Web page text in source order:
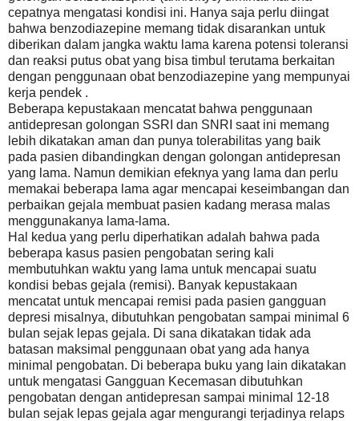
cepatnya mengatasi kondisi ini. Hanya saja perlu diingat
bahwa benzodiazepine memang tidak disarankan untuk
diberikan dalam jangka waktu lama karena potensi toleransi
dan reaksi putus obat yang bisa timbul terutama berkaitan
dengan penggunaan obat benzodiazepine yang mempunyai
kerja pendek .
Beberapa kepustakaan mencatat bahwa penggunaan
antidepresan golongan SSRI dan SNRI saat ini memang
lebih dikatakan aman dan punya tolerabilitas yang baik
pada pasien dibandingkan dengan golongan antidepresan
yang lama. Namun demikian efeknya yang lama dan perlu
memakai beberapa lama agar mencapai keseimbangan dan
perbaikan gejala membuat pasien kadang merasa malas
menggunakanya lama-lama.
Hal kedua yang perlu diperhatikan adalah bahwa pada
beberapa kasus pasien pengobatan sering kali
membutuhkan waktu yang lama untuk mencapai suatu
kondisi bebas gejala (remisi). Banyak kepustakaan
mencatat untuk mencapai remisi pada pasien gangguan
depresi misalnya, dibutuhkan pengobatan sampai minimal 6
bulan sejak lepas gejala. Di sana dikatakan tidak ada
batasan maksimal penggunaan obat yang ada hanya
minimal pengobatan. Di beberapa buku yang lain dikatakan
untuk mengatasi Gangguan Kecemasan dibutuhkan
pengobatan dengan antidepresan sampai minimal 12-18
bulan sejak lepas gejala agar mengurangi terjadinya relaps